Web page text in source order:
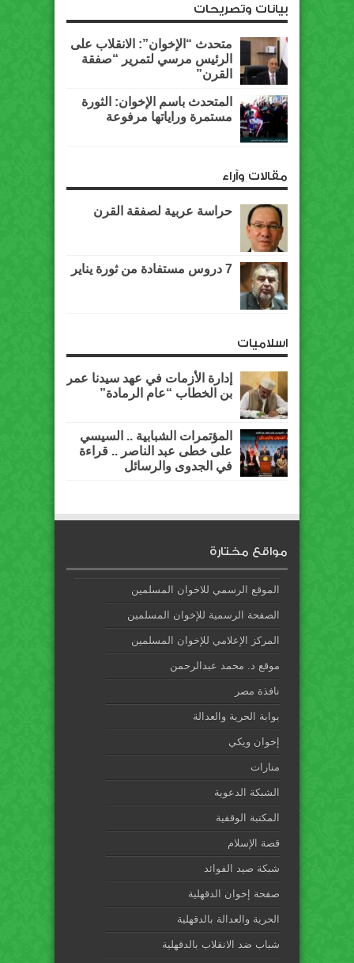
بيانات وتصريحات
متحدث “الإخوان”: الانقلاب على
الرئيس مرسي لتمرير “صفقة
القرن”
المتحدث باسم الإخوان: الثورة
مستمرة وراياتها مرفوعة
مقالات وآراء
حراسة عربية لصفقة القرن
7 دروس مستفادة من ثورة يناير
اسلاميات
إدارة الأزمات في عهد سيدنا عمر
بن الخطاب “عام الرمادة”
المؤتمرات الشبابية .. السيسي
على خطى عبد الناصر .. قراءة
في الجدوى والرسائل
مواقع مختارة
الموقع الرسمي للاخوان المسلمين
الصفحة الرسمية للإخوان المسلمين
المركز الإعلامي للإخوان المسلمين
موقع د. محمد عبدالرحمن
نافذة مصر
بوابة الحرية والعدالة
إخوان ويكي
منارات
الشبكة الدعوية
المكتبة الوقفية
قصة الإسلام
شبكة صيد الفوائد
صفحة إخوان الدقهلية
الحرية والعدالة بالدقهلية
شباب ضد الانقلاب بالدقهلية